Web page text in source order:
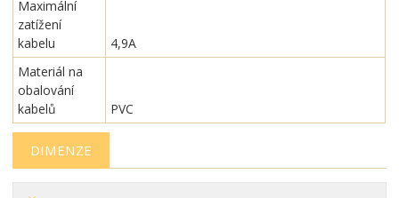
Maximální
zatížení
kabelu
4,9A
Materiál na
obalování
kabelů
PVC
DIMENZE